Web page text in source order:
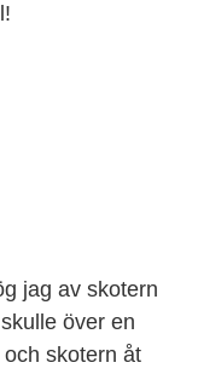
jag av skotern
över en
skotern åt